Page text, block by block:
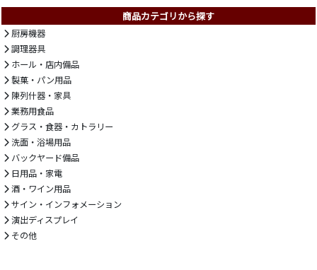
商品カテゴリから探す
厨房機器
調理器具
ホール・店内備品
製菓・パン用品
陳列什器・家具
業務用食品
グラス・食器・カトラリー
洗面・浴場用品
バックヤード備品
日用品・家電
酒・ワイン用品
サイン・インフォメーション
演出ディスプレイ
その他